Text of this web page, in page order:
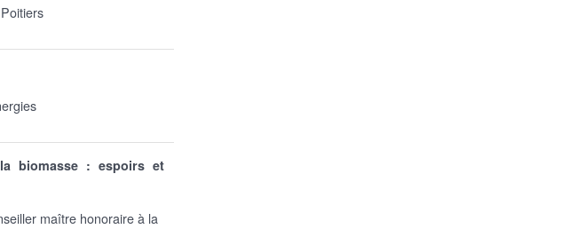
biomasse : espoirs et
maître honoraire à la